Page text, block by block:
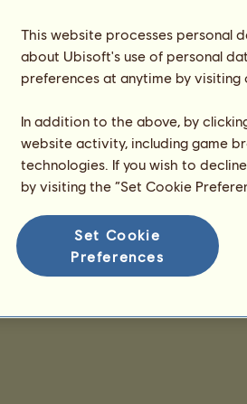
This website processes personal
about Ubisoft's use of personal
preferences at anytime by
In addition to the above, by
website activity, including game
technologies. If you wish to
by visiting the “Set Cookie
Set Cookie
Preferences